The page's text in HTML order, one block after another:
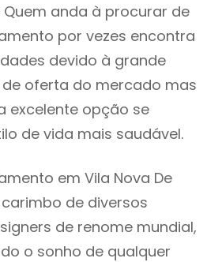
Quem anda à procurar de
por vezes encontra
devido à grande
oferta do mercado mas
excelente opção se
de vida mais saudável.
em Vila Nova De
de diversos
de renome mundial,
o sonho de qualquer